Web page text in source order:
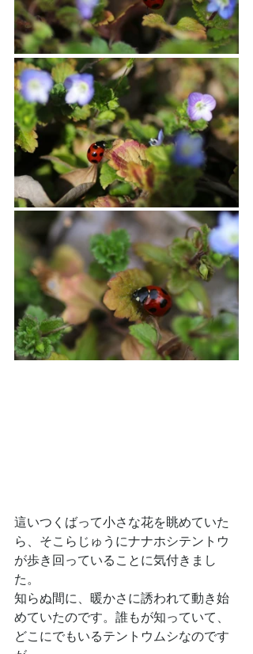
這いつくばって小さな花を眺めていた
ら、そこらじゅうにナナホシテントウ
が歩き回っていることに気付きまし
た。
知らぬ間に、暖かさに誘われて動き始
めていたのです。誰もが知っていて、
どこにでもいるテントウムシなのです